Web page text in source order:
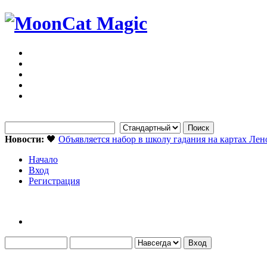
Новости: 🖤 Объявляется набор в школу гадания на картах
Начало
Вход
Регистрация